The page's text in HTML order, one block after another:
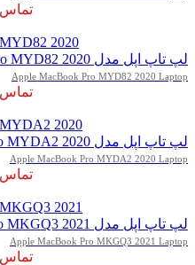
تماس
لپ تاپ اپل مدل MacBook Pro MYD82 2020
Apple MacBook Pro MYD82 2020 Laptop
تماس
لپ تاپ اپل مدل MacBook Pro MYDA2 2020
Apple MacBook Pro MYDA2 2020 Laptop
تماس
لپ تاپ اپل مدل MacBook Pro MKGQ3 2021
Apple MacBook Pro MKGQ3 2021 Laptop
تماس